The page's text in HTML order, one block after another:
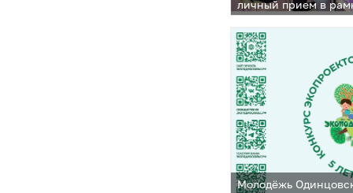
личный прием в
администрации»
Одинцовского
профильные
Молодёжь